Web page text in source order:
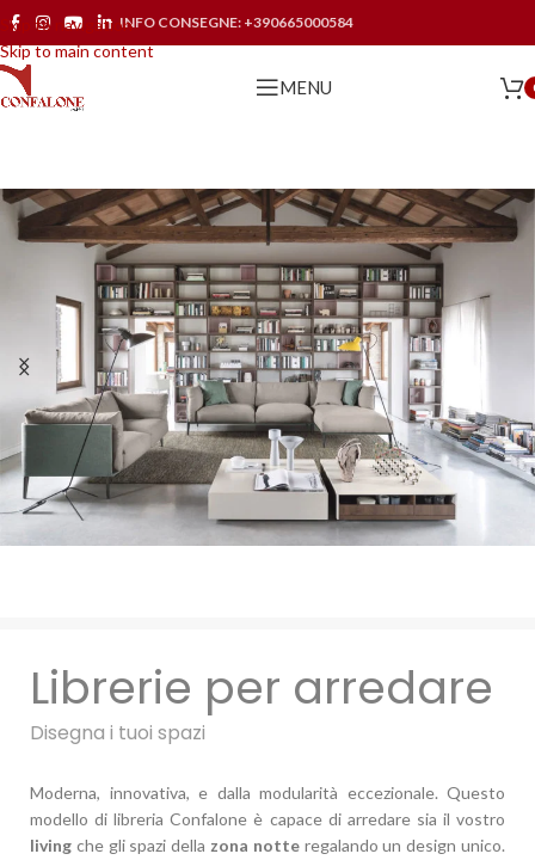
Skip to navigation
Skip to main content
INFO CONSEGNE: +390665000584
MENU
Librerie per arredare
Disegna i tuoi spazi
Moderna, innovativa, e dalla modularità eccezionale. Questo
modello di libreria Confalone è capace di arredare sia il vostro
living che gli spazi della zona notteregalando un design unico.